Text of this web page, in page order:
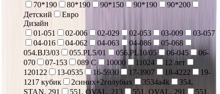
70*190
80*190 90*150 90*190
90*200
Детский
Евро
Дизайн
01-051
02-006 02-029 02-053 03-009
03-057
04-016
04-062 04-063 04-086
05-068
054.BJ3/03
055.PL5/01 056.PL10/05 06-045
06-
070
07-153 089 С 10000 11024
12 лет
120122
13-0535 16-5930 17-3907 18-4222
19-
1217 кубик
2синих+2голубых 3534a4k
354,
STAN, 291
551, OVAL, 213 551, OVAL, 291
551,